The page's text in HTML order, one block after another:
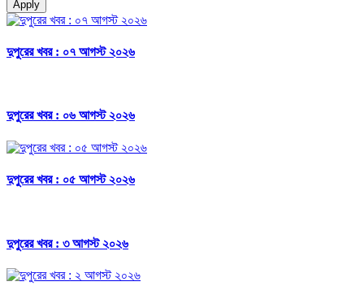
Apply
দুপুরের খবর : ০৭ আগস্ট ২০২৬
দুপুরের খবর : ০৬ আগস্ট ২০২৬
দুপুরের খবর : ০৫ আগস্ট ২০২৬
দুপুরের খবর : ৩ আগস্ট ২০২৬